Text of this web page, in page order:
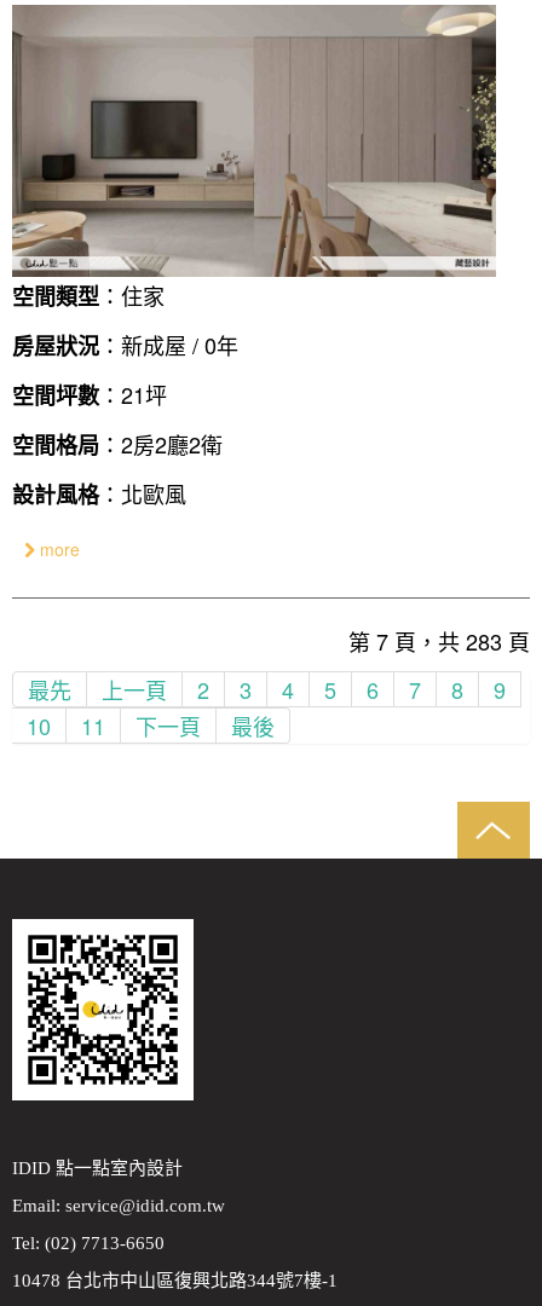
空間類型 ：住家
房屋狀況 ：新成屋 / 0年
空間坪數 ：21坪
空間格局 ：2房2廳2衛
設計風格：北歐風
more
第 7 頁，共 283 頁
最先
上一頁 2 3 4 5 6 7 8
9
10
11 下一頁 最後
IDID 點一點室內設計
Email: service@idid.com.tw
Tel: (02) 7713-6650
10478 台北市中山區復興北路344號7樓-1